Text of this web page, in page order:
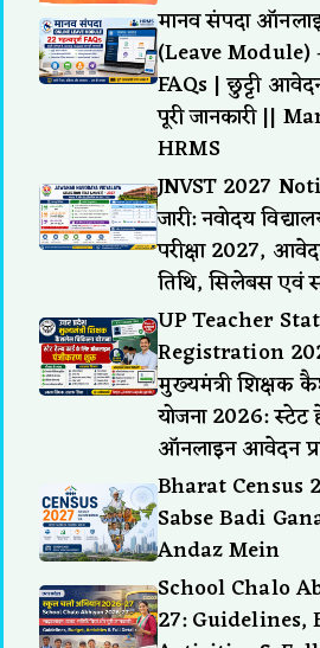
मानव संपदा
(Leave Module)
FAQs | छुट्टी
पूरी जानकारी ||
HRMS
JNVST 2027
जारी: नवोदय
परीक्षा 2027,
तिथि, सिलेबस एवं
UP Teacher
Registration
मुख्यमंत्री शिक्षक
योजना 2026: स्टेट
ऑनलाइन आवेदन
Bharat Census
Sabse Badi
Andaz Mein
School Chalo
27: Guidelines,